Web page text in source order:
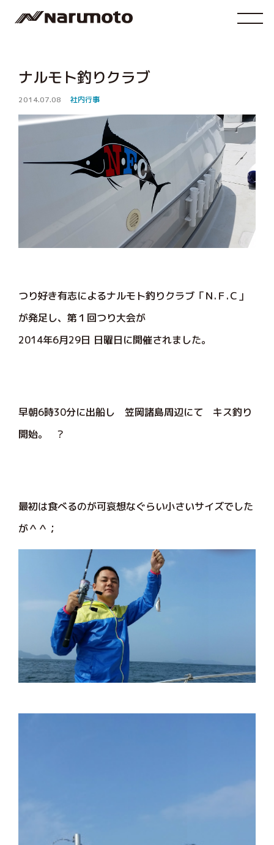
ナルモト釣りクラブ
2014.07.08 社内行事
つり好き有志によるナルモト釣りクラブ「Ｎ.Ｆ.Ｃ」
が発足し、第１回つり大会が
2014年6月29日 日曜日に開催されました。
早朝6時30分に出船し 笠岡諸島周辺にて キス釣り
開始。 ?
最初は食べるのが可哀想なぐらい小さいサイズでした
が＾＾；